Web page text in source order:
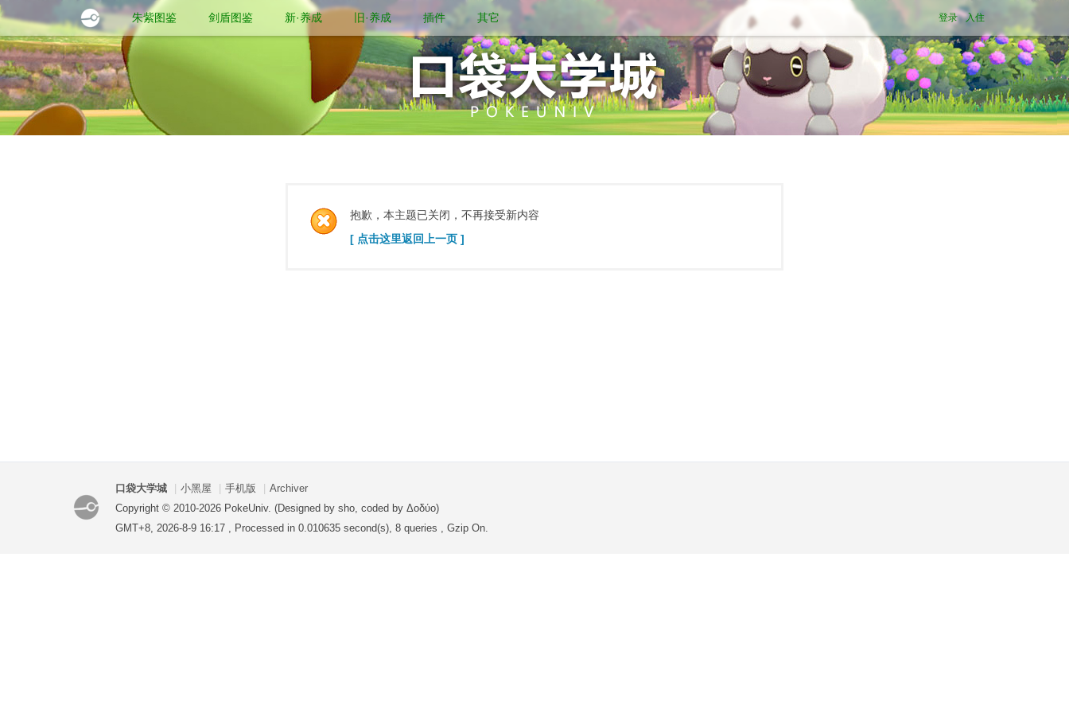
朱紫图鉴 剑盾图鉴 新·养成 旧·养成 插件 其它 登录 入住
抱歉，本主题已关闭，不再接受新内容
[ 点击这里返回上一页 ]
口袋大学城 小黑屋 手机版
Archiver
Copyright © 2010-2026 PokeUniv. (Designed by sho, coded by Δοδύο)
GMT+8, 2026-8-9 16:17 , Processed in 0.010635 second(s), 8 queries , Gzip On.